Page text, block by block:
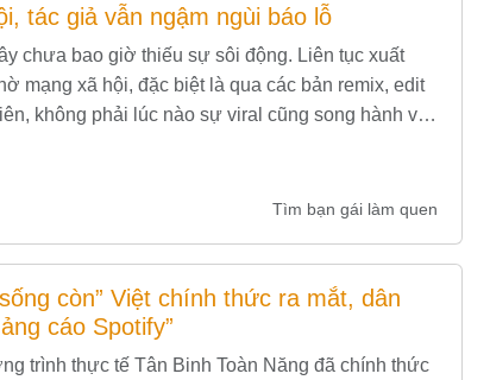
tác giả vẫn ngậm ngùi báo lỗ
chưa bao giờ thiếu sự sôi động. Liên tục xuất
mạng xã hội, đặc biệt là qua các bản remix, edit
không phải lúc nào sự viral cũng song hành với
Tìm bạn gái làm quen
còn” Việt chính thức ra mắt, dân
cáo Spotify”
trình thực tế Tân Binh Toàn Năng đã chính thức